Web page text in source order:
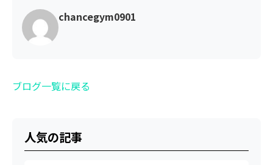
chancegym0901
ブログ一覧に戻る
人気の記事